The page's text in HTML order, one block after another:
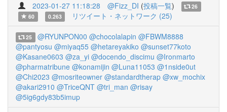
2023-01-27 11:18:28 @Fizz_DI (投稿一覧)
26
60
0.263 リツイート・ネットワーク (25)
25 @RYUNPON00 @chocolalapin @FBWM8888
@pantyosu @miyaq55 @hetareyakiko @sunset77koto
@Kasane0603 @za_yi @docendo_discimu @Ironmarto
@pharmatribune @konamijin @Luna11053 @1nside0ut
@Chi2023 @mosriteowner @standardtherap @xw_mochix
@akari2910 @TriceQNT @tri_man @risay
@5ig6gdy83b5imup